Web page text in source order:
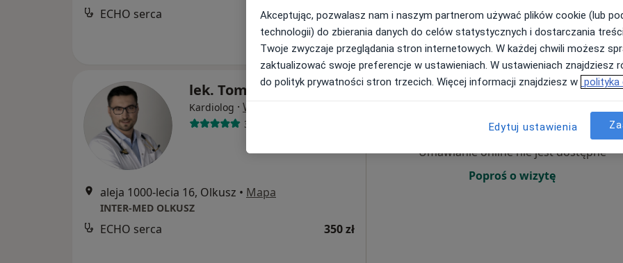
ECHO serca 150 zł
lek. Tomasz Łuszczek
Kardiolog · Więcej
33 opinie
aleja 1000-lecia 16, Olkusz • Mapa
INTER-MED OLKUSZ
ECHO serca 350 zł
Dziś Jutro Ndz, Pon,
Umawianie online nie jest dostępne
Poproś o wizytę
Akceptując, pozwalasz nam i naszym partnerom używać plików cookie (lub
technologii) do zbierania danych do celów statystycznych i dostarczania
Twoje zwyczaje przeglądania stron internetowych. W każdej chwili możesz
zaktualizować swoje preferencje w ustawieniach. W ustawieniach znajdziesz
do polityk prywatności stron trzecich. Więcej informacji znajdziesz w polityka
Edytuj ustawienia